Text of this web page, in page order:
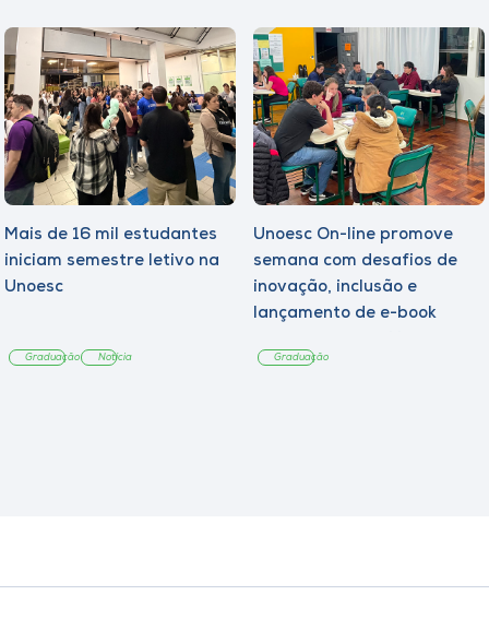
Mais de 16 mil estudantes
iniciam semestre letivo na
Unoesc
Graduação Notícia
Unoesc On-line promove
semana com desafios de
inovação, inclusão e
lançamento de e-book
Graduação